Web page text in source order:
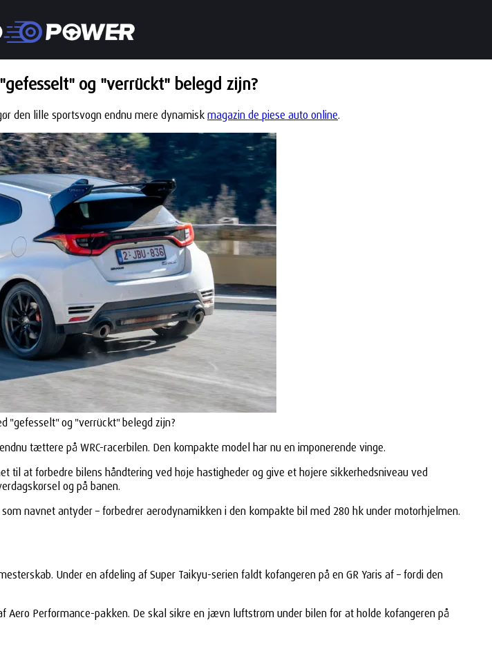
og "verrückt" belegd zijn?
den lille sportsvogn endnu mere dynamisk magazin de piese auto online.
"gefesselt" og "verrückt" belegd zijn?
tættere på WRC-racerbilen. Den kompakte model har nu en imponerende vinge.
at forbedre bilens håndtering ved høje hastigheder og give et højere sikkerhedsniveau ved
og på banen.
navnet antyder – forbedrer aerodynamikken i den kompakte bil med 280 hk under motorhjelmen.
Under en afdeling af Super Taikyu-serien faldt kofangeren på en GR Yaris af – fordi den
Performance-pakken. De skal sikre en jævn luftstrøm under bilen for at holde kofangeren på